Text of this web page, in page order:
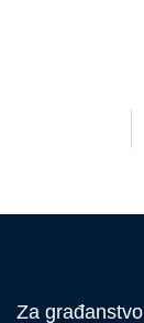
Za građanstvo